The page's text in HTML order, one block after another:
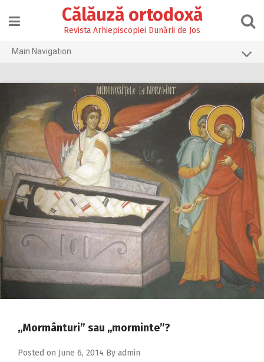
content
Călăuză ortodoxă
Revista Arhiepiscopiei Dunării de Jos
Main Navigation
2025
2023
2022
2021
2020
2019
2018
2015
2014
,,Mormânturi” sau ,,morminte”?
Posted on June 6, 2014 By admin